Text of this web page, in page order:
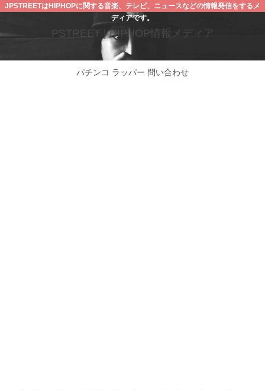
JPSTREETはHIPHOPに関する音楽、テレビ、ニュースなどの情報発信をするメ
ディアです。
PSTREET | HIPHOP情報メディア
パチンコ ラッパー 問い合わせ